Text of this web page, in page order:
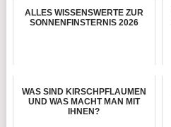
ALLES WISSENSWERTE ZUR
SONNENFINSTERNIS 2026
WAS SIND KIRSCHPFLAUMEN
UND WAS MACHT MAN MIT
IHNEN?